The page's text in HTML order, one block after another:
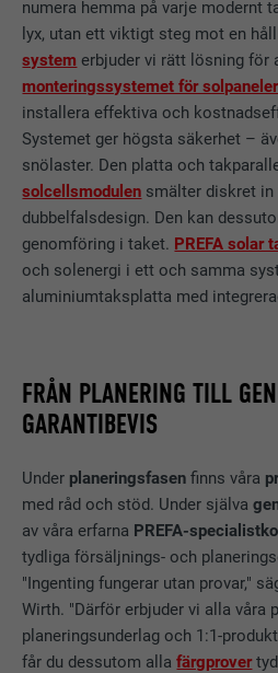
numera hemma på varje modernt
lyx, utan ett viktigt steg mot en
system erbjuder vi rätt lösning för
monteringssystemet för solpaneler
installera effektiva och
Systemet ger högsta säkerhet –
snölaster. Den platta och
solcellsmodulen smälter diskret
dubbelfalsdesign. Den kan
genomföring i taket. PREFA solar
och solenergi i ett och samma
aluminiumtaksplatta med
FRÅN PLANERING TILL
GARANTIBEVIS
Under planeringsfasenfinns våra
med råd och stöd. Under själva
av våra erfarna PREFA-
tydliga försäljnings- och
"Ingenting fungerar utan provar,"
Wirth. "Därför erbjuder vi alla våra
planeringsunderlag och 1:1-
får du dessutom allafärgprover
ÄNDAMÅL
Denna
session med
alla
baserade på
PHP kan
EFTERNAMN cookie_optin
LEVERANTÖRER Sgalinski
ÄNDAMÅL
kaka-opt-in-
_ga
LEVERANTÖRER Google
PROCEDUR 2 år
ÄNDAMÅL
Registrerar
för att
hur
PROCEDUR
ÄNDAMÅL
begränsa
EFTERNAMN _gid
LEVERANTÖRER Google
PROCEDUR 1 dag
Visa information
MARKNADSFÖRING OCH EXTERNA
USA)
Kakor för "Marknadsföring och
USA)" används av annonsörer
visa personlig reklam. De gör detta
besökare på olika webbplatser. Om
krävs inte längre manuellt
innehåll från videoplattformar och
medier.
LEVERANTÖRER
PROCEDUR
ÄNDAMÅL
Denna kaka
som
föredragna
information,
språk, hur
visa per
du vill att
ska vara